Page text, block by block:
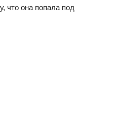
что она попала под